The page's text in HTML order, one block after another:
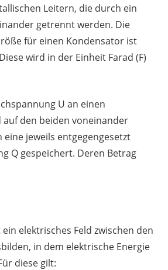
Leitern, die durch ein
getrennt werden. Die
für einen Kondensator ist
wird in der Einheit Farad (F)
U an einen
den beiden voneinander
jeweils entgegengesetzt
Q gespeichert. Deren Betrag
elektrisches Feld zwischen den
in dem elektrische Energie
diese gilt: